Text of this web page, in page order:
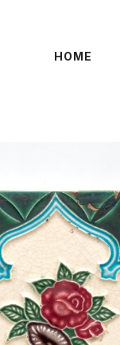
HOME